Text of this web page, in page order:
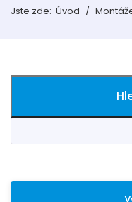
Jste zde: Úvod